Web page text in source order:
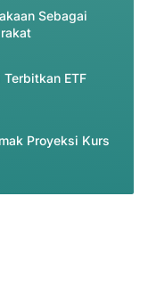
Sebagai
ETF
Proyeksi Kurs